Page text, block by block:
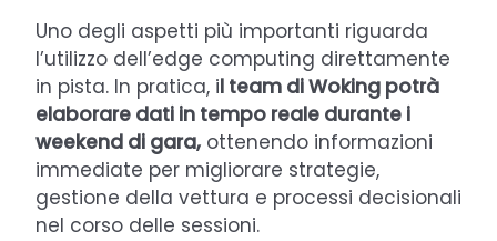
Uno degli aspetti più importanti riguarda
l’utilizzo dell’edge computing direttamente
in pista. In pratica, il team di Woking potrà
elaborare dati in tempo reale durante i
weekend di gara, ottenendo informazioni
immediate per migliorare strategie,
gestione della vettura e processi decisionali
nel corso delle sessioni.